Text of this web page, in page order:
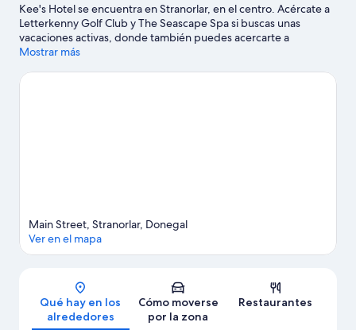
Kee's Hotel se encuentra en Stranorlar, en el centro. Acércate a
Letterkenny Golf Club y The Seascape Spa si buscas unas
vacaciones activas, donde también puedes acercarte a
atractivos turísticos como Centro de arte de Balor y A Maze.
también merecen la pena. Puedes practicar tu swing en un
Mostrar más
Mapa
Main Street, Stranorlar, Donegal
Ver en el mapa
Qué hay en los
alrededores
Cómo moverse
por la zona
Restaurantes